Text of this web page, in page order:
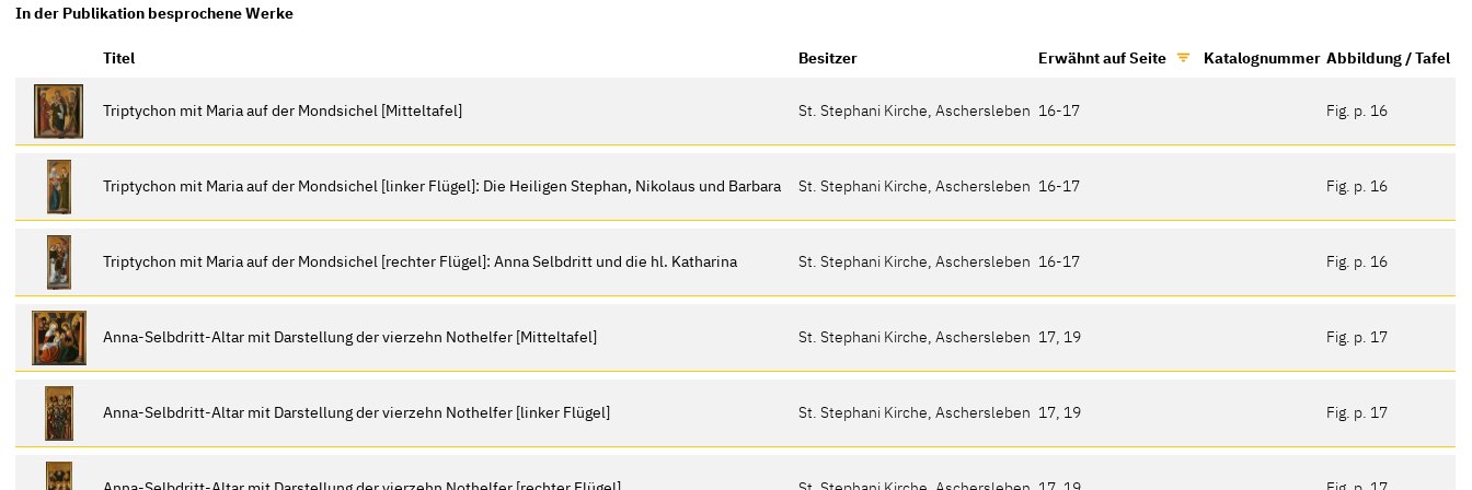
In der Publikation besprochene Werke
Titel Besitzer Erwähnt auf Seite Katalognummer Abbildung / Tafel
Triptychon mit Maria auf der Mondsichel [Mitteltafel] St. Stephani Kirche, Aschersleben 16-17 Fig. p. 16
Triptychon mit Maria auf der Mondsichel [linker Flügel]: Die Heiligen Stephan, Nikolaus und Barbara St. Stephani Kirche, Aschersleben 16-17 Fig. p. 16
Triptychon mit Maria auf der Mondsichel [rechter Flügel]: Anna Selbdritt und die hl. Katharina St. Stephani Kirche, Aschersleben 16-17 Fig. p. 16
Anna-Selbdritt-Altar mit Darstellung der vierzehn Nothelfer [Mitteltafel] St. Stephani Kirche, Aschersleben 17, 19 Fig. p. 17
Anna-Selbdritt-Altar mit Darstellung der vierzehn Nothelfer [linker Flügel] St. Stephani Kirche, Aschersleben 17, 19 Fig. p. 17